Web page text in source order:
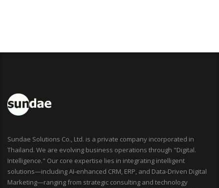
Sundae Solutions Co., Ltd. is a private company incorporated in
Thailand. We are evolving business operations through "Digital.
Intelligence." Our core expertise lies in integrating intelligent
solutions—including AI-enhanced CRM, ERP, and Data-Driven Digital
Marketing—ranging from strategic consulting and technology